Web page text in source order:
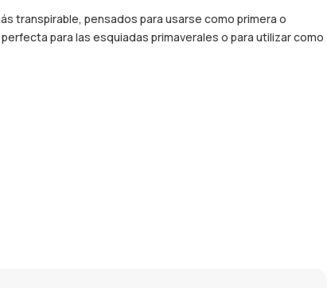
transpirable, pensados para usarse como primera o
para las esquiadas primaverales o para utilizar como